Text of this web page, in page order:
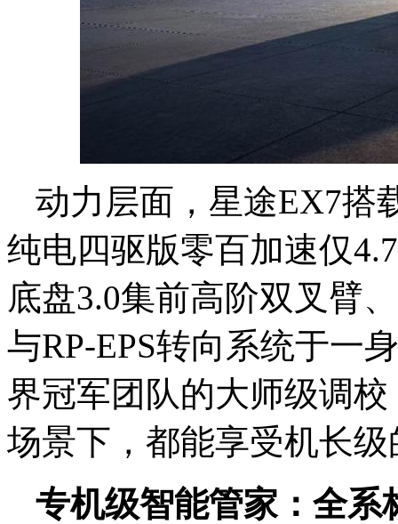
动力层面，星途EX7搭
纯电四驱版零百加速仅
底盘3.0集前高阶双叉臂
与RP-EPS转向系统于一
界冠军团队的大师级调
场景下，都能享受机长
专机级智能管家：全系